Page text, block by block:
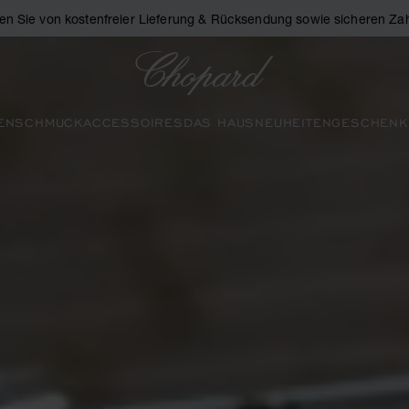
Sie von kostenfreier Lieferung & Rücksendung sowie sicheren
SCHMUCKACCESSOIRES DAS HAUS NEUHEITEN